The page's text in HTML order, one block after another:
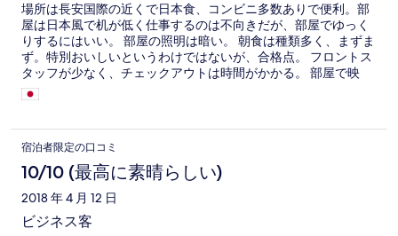
場所は長安国際の近くで日本食、コンビニ多数ありで便利。部
屋は日本風で机が低く仕事するのは不向きだが、部屋でゆっく
りするにはいい。 部屋の照明は暗い。 朝食は種類多く、まずま
ず。特別おいしいというわけではないが、合格点。 フロントス
タッフが少なく、チェックアウトは時間がかかる。 部屋で映
画、CS,BSがみれるのはいい。
宿泊者限定の口コミ
10/10 (最高に素晴らしい)
2018 年 4 月 12 日
ビジネス客